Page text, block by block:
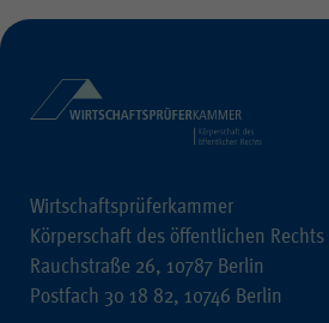
Wirtschaftsprüferkammer
Körperschaft des öffentlichen Rechts
Rauchstraße 26, 10787 Berlin
Postfach 30 18 82, 10746 Berlin